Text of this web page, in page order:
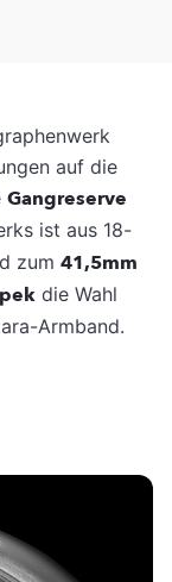
auf die
Gangreserve
ist aus 18-
zum 41,5mm
die Wahl
Armband.